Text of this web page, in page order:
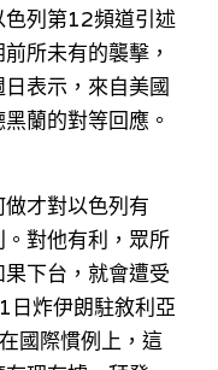
色列第12頻道引述
所未有的襲擊，
表示，來自美國
蘭的對等回應。
才對以色列有
對他有利，眾所
下台，就會遭受
日炸伊朗駐敘利亞
國際慣例上，這